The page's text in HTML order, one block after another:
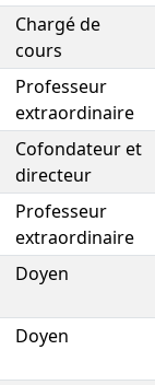
Chargé de
cours
Professeur
extraordinaire
Cofondateur et
directeur
Professeur
extraordinaire
Doyen
Doyen